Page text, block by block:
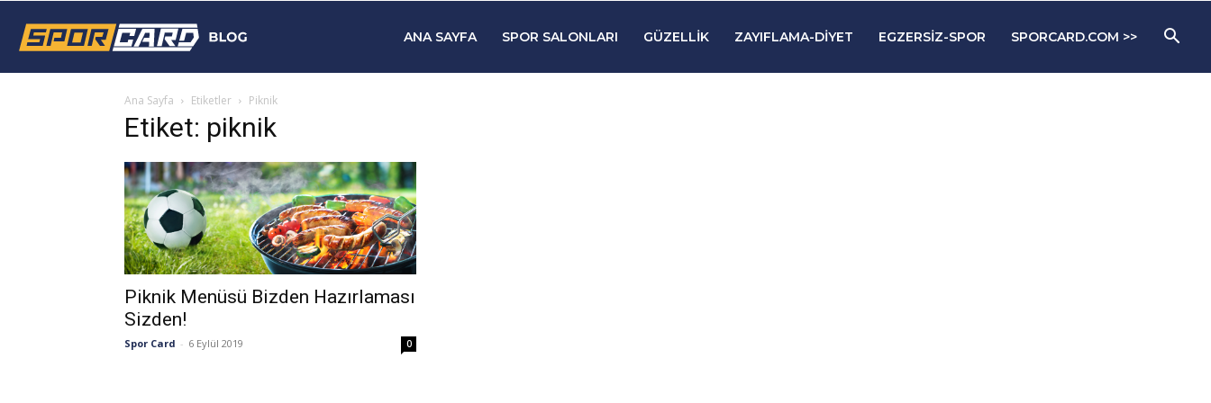
Blog
ANA SAYFA SPOR SALONLARI GÜZELLIK ZAYIFLAMA-DIYET EGZERSIZ-SPOR SPORCARD.COM >>
Ana Sayfa Etiketler Piknik
Etiket: piknik
Piknik Menüsü Bizden Hazırlaması
Sizden!
Spor Card - 6 Eylül 2019 0